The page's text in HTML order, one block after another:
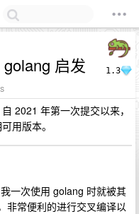
1.3
启发
2021 年第一次提交以来，
用版本。
一次使用 golang 时就被其
非常便利的进行交叉编译以